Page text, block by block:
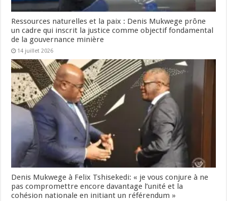
Ressources naturelles et la paix : Denis Mukwege prône
un cadre qui inscrit la justice comme objectif fondamental
de la gouvernance minière
14 juillet 2026
Denis Mukwege à Felix Tshisekedi: « je vous conjure à ne
pas compromettre encore davantage l’unité et la
cohésion nationale en initiant un référendum »